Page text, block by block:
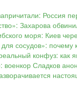
Россия
Захарова
моря: Киев
сосудов»:
конфуз: как
военкор Сладков